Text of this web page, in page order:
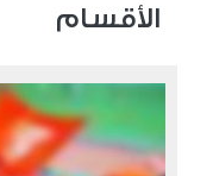
الأقسام